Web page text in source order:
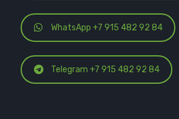
WhatsApp +7 915 482 92 84
Telegram +7 915 482 92 84